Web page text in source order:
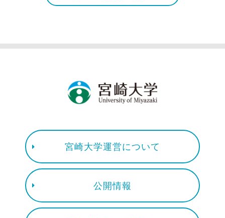
宮崎大学運営について
公開情報